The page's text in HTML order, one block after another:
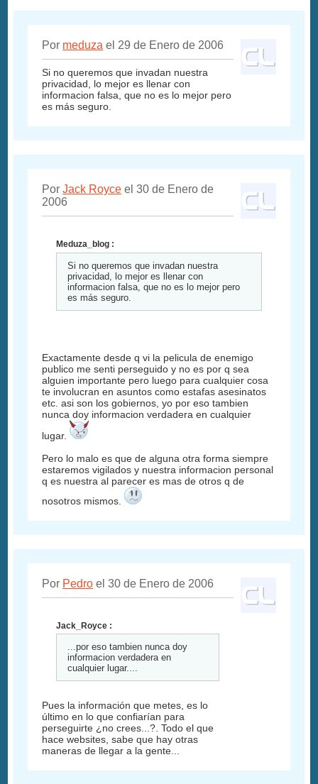
Por meduza el 29 de Enero de 2006
Si no queremos que invadan nuestra
privacidad, lo mejor es llenar con
informacion falsa, que no es lo mejor pero
es más seguro.
PorJack Royce el 30 de Enero de
2006
Meduza_blog :
Si no queremos que invadan nuestra
privacidad, lo mejor es llenar con
informacion falsa, que no es lo mejor pero
es más seguro.
Exactamente desde q vi la pelicula de enemigo
publico me senti perseguido y no es por q sea
alguien importante pero luego para cualquier cosa
te involucran en asuntos como estafas asesinatos
etc. asi son los gobiernos, yo por eso tambien
nunca doy informacion verdadera en cualquier
lugar.
Pero lo malo es que de alguna otra forma siempre
estaremos vigilados y nuestra informacion personal
q es nuestra al parecer es mas de otros q de
nosotros mismos.
Por Pedro el 30 de Enero de 2006
Jack_Royce :
...por eso tambien nunca doy
informacion verdadera en
cualquier lugar....
Pues la información que metes, es lo
último en lo que confiarían para
perseguirte ¿no crees...?. Todo el que
hace websites, sabe que hay otras
maneras de llegar a la gente...